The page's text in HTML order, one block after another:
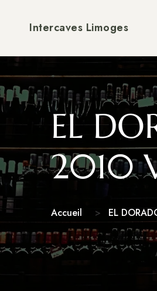
Intercaves Limoges
EL
2010
Accueil EL